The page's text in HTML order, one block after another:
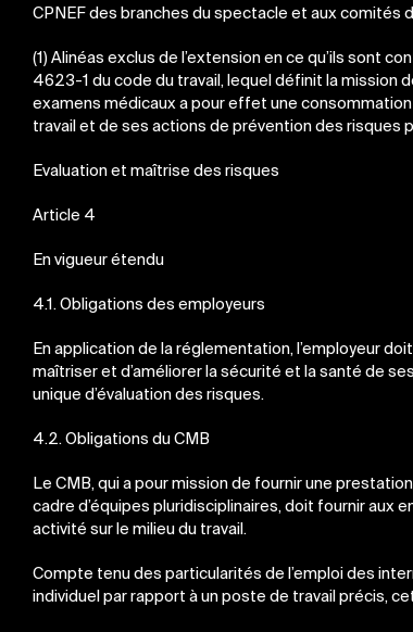
CPNEF des branches du spectacle et aux comités
(1) Alinéas exclus de l’extension en ce qu’ils sont
4623-1 du code du travail, lequel définit la mission
examens médicaux a pour effet une consommation
travail et de ses actions de prévention des risques
Evaluation et maîtrise des risques
Article 4
En vigueur étendu
4.1. Obligations des employeurs
En application de la réglementation, l’employeur
maîtriser et d’améliorer la sécurité et la santé de
unique d’évaluation des risques.
4.2. Obligations du CMB
Le CMB, qui a pour mission de fournir une
cadre d’équipes pluridisciplinaires, doit fournir aux
activité sur le milieu du travail.
Compte tenu des particularités de l’emploi des
individuel par rapport à un poste de travail précis,